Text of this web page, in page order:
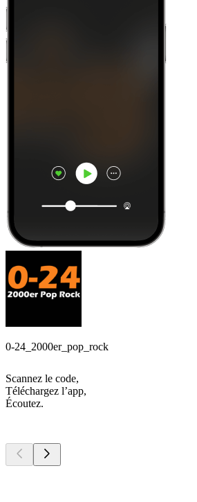
0-24_2000er_pop_rock
Scannez le code,
Téléchargez l’app,
Écoutez.